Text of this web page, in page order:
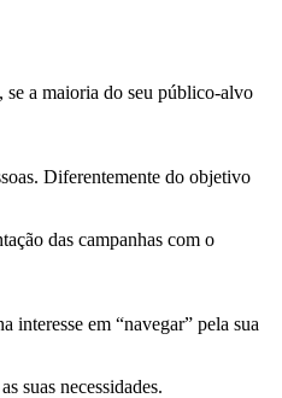
se a maioria do seu público-alvo
Diferentemente do objetivo
das campanhas com o
interesse em “navegar” pela sua
suas necessidades.